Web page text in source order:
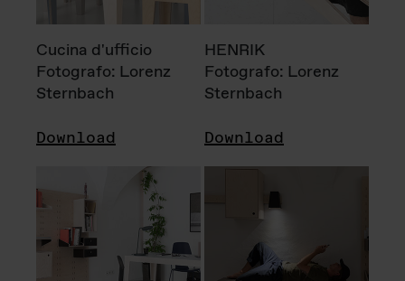
Cucina d'ufficio
Fotografo: Lorenz
Sternbach
Download
HENRIK
Fotografo: Lorenz
Sternbach
Download